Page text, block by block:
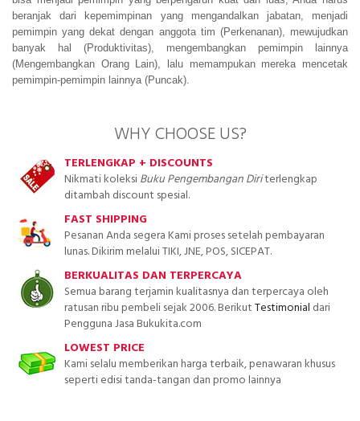
beranjak dari kepemimpinan yang mengandalkan jabatan, menjadi
pemimpin yang dekat dengan anggota tim (Perkenanan), mewujudkan
banyak hal (Produktivitas), mengembangkan pemimpin lainnya
(Mengembangkan Orang Lain), lalu memampukan mereka mencetak
pemimpin-pemimpin lainnya (Puncak).
WHY CHOOSE US?
TERLENGKAP + DISCOUNTS
Nikmati koleksiBuku Pengembangan Diriterlengkap
ditambah discount spesial.
FAST SHIPPING
Pesanan Anda segera Kami proses setelah pembayaran
lunas. Dikirim melalui TIKI, JNE, POS, SICEPAT.
BERKUALITAS DAN TERPERCAYA
Semua barang terjamin kualitasnya dan terpercaya oleh
ratusan ribu pembeli sejak 2006. BerikutTestimonial dari
Pengguna Jasa Bukukita.com
LOWEST PRICE
Kami selalu memberikan harga terbaik, penawaran khusus
seperti edisi tanda-tangan dan promo lainnya